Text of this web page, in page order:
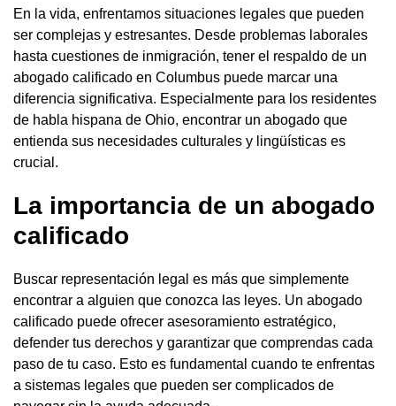
En la vida, enfrentamos situaciones legales que pueden
ser complejas y estresantes. Desde problemas laborales
hasta cuestiones de inmigración, tener el respaldo de un
abogado calificado en Columbus puede marcar una
diferencia significativa. Especialmente para los residentes
de habla hispana de Ohio, encontrar un abogado que
entienda sus necesidades culturales y lingüísticas es
crucial.
La importancia de un abogado
calificado
Buscar representación legal es más que simplemente
encontrar a alguien que conozca las leyes. Un abogado
calificado puede ofrecer asesoramiento estratégico,
defender tus derechos y garantizar que comprendas cada
paso de tu caso. Esto es fundamental cuando te enfrentas
a sistemas legales que pueden ser complicados de